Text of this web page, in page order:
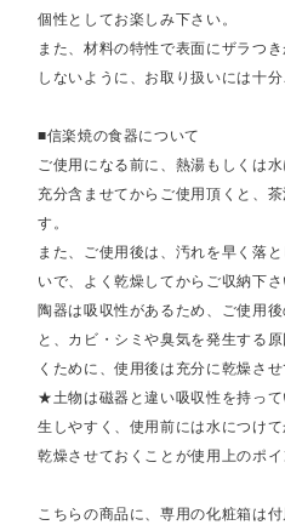
個性としてお楽しみ下さい。
また、材料の特性で表面にザラつ
しないように、お取り扱いには十分
■信楽焼の食器について
ご使用になる前に、熱湯もしくは
充分含ませてからご使用頂くと、
す。
また、ご使用後は、汚れを早く落
いで、よく乾燥してからご収納下さ
陶器は吸収性があるため、ご使用
と、カビ・シミや臭気を発生する
くために、使用後は充分に乾燥さ
★土物は磁器と違い吸収性を持っ
生しやすく、使用前には水につけ
乾燥させておくことが使用上のポイ
こちらの商品に、専用の化粧箱は